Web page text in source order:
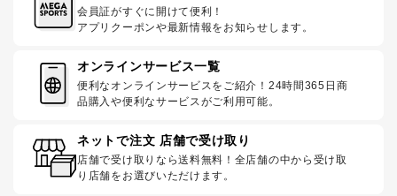
会員証がすぐに開けて便利！
アプリクーポンや最新情報をお知らせします。
オンラインサービス一覧
便利なオンラインサービスをご紹介！24時間365日商
品購入や便利なサービスがご利用可能。
ネットで注文 店舗で受け取り
店舗で受け取りなら送料無料！全店舗の中から受け取
り店舗をお選びいただけます。